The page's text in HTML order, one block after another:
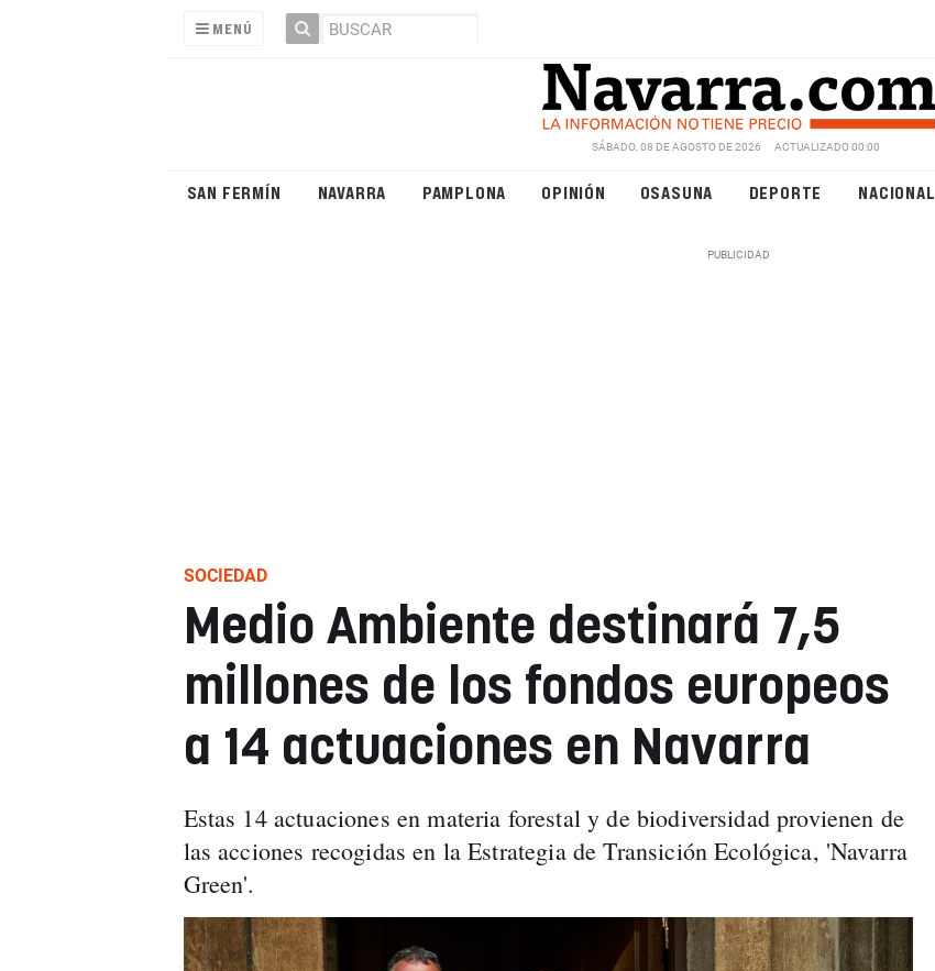
MENÚ
SÁBADO, 08 DE AGOSTO DE 2026 ACTUALIZADO 00:00
SAN FERMÍN NAVARRA PAMPLONA OPINIÓN OSASUNA DEPORTE NACIONAL
SOCIEDAD
Medio Ambiente destinará 7,5
millones de los fondos europeos
a 14 actuaciones en Navarra
Estas 14 actuaciones en materia forestal y de biodiversidad provienen de
las acciones recogidas en la Estrategia de Transición Ecológica, 'Navarra
Green'.